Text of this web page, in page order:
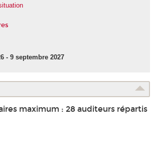
- 9 septembre 2027
maximum : 28 auditeurs répartis